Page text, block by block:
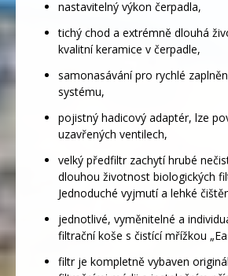
nastavitelný výkon čerpadla,
tichý chod a extrémně dlouhá
kvalitní keramice v čerpadle,
samonasávání pro rychlé
systému,
pojistný hadicový adaptér, lze
uzavřených ventilech,
velký předfiltr zachytí hrubé
dlouhou životnost biologických
Jednoduché vyjmutí a lehké
jednotlivé, vyměnitelné a
filtrační koše s čistící mřížkou
filtr je kompletně vybaven